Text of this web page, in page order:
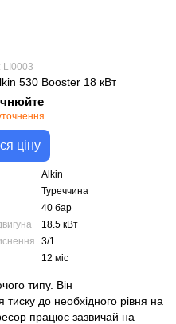
LI0003
530 Booster 18 кВт
ціну
Alkin
Туреччина
40 бар
18.5 кВт
3/1
12 міс
типу. Він
тиску до необхідного рівня на
працює зазвичай на